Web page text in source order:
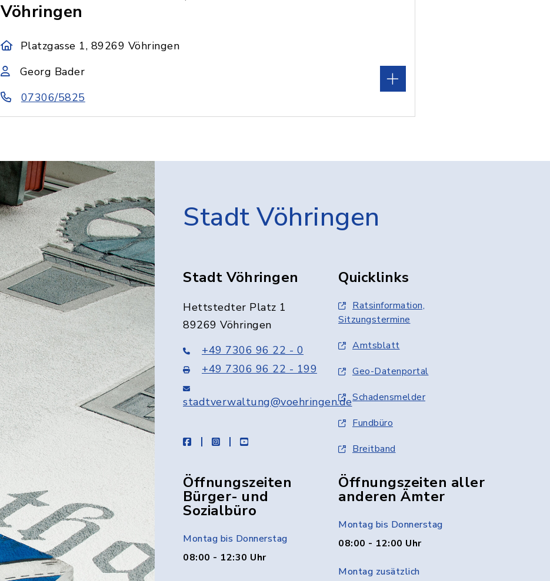
Vöhringen
Platzgasse 1, 89269 Vöhringen
Georg Bader
07306/5825
Stadt Vöhringen
Stadt Vöhringen
Hettstedter Platz 1
89269 Vöhringen
+49 7306 96 22 - 0
+49 7306 96 22 - 199
stadtverwaltung@voehringen.de
facebookinstagramyoutube
Quicklinks
Ratsinformation,
Sitzungstermine
Amtsblatt
Geo-Datenportal
Schadensmelder
Fundbüro
Breitband
Öffnungszeiten
Bürger- und
Sozialbüro
Montag bis Donnerstag
08:00 - 12:30 Uhr
Öffnungszeiten aller
anderen Ämter
Montag bis Donnerstag
08:00 - 12:00 Uhr
Montag zusätzlich